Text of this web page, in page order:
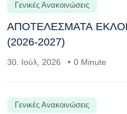
Γενικές Ανακοινώσεις
ΑΠΟΤΕΛΕΣΜΑΤΑ
(2026-2027)
30. Ιούλ, 2026 0 Minute
Γενικές Ανακοινώσεις